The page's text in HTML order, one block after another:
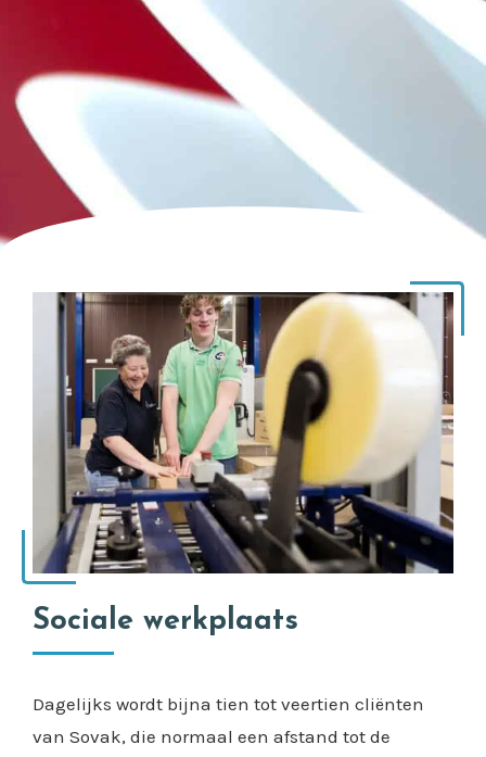
Sociale werkplaats
Dagelijks wordt bijna tien tot veertien cliënten
van Sovak, die normaal een afstand tot de